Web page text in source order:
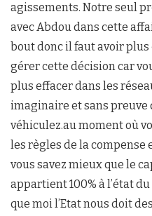
agissements. Notre seul
avec Abdou dans cette
bout donc il faut avoir
gérer cette décision car
plus effacer dans les
imaginaire et sans preuve
véhiculez.au moment où
les règles de la compense
vous savez mieux que le
appartient 100% à l’état
que moi l’Etat nous doit